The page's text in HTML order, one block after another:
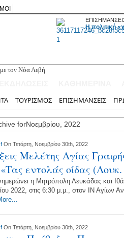
H πολιτική
τον Νόα Λεβή
στον Άγιο Νικόλαο Βόνιτσας με τη
ΤΟΥΡΙΣΜΟΣ ΕΠΙΣΗΜΑΝΣΕΙΣ
forΝοεμβρίου, 2022
On Τετάρτη, Νοεμβρίου 30th, 2022
Μελέτης Αγίας
εντολάς οίδας (Λουκ.
η Μητρόπολη Λευκάδας και
2022, στις 6:30 μ.μ., στον ΙΝ Αγίων
On Τετάρτη, Νοεμβρίου 30th, 2022